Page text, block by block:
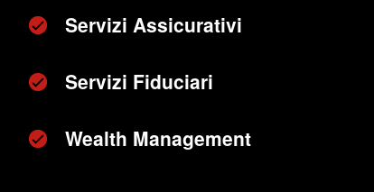
Servizi Assicurativi
Servizi Fiduciari
Wealth Management